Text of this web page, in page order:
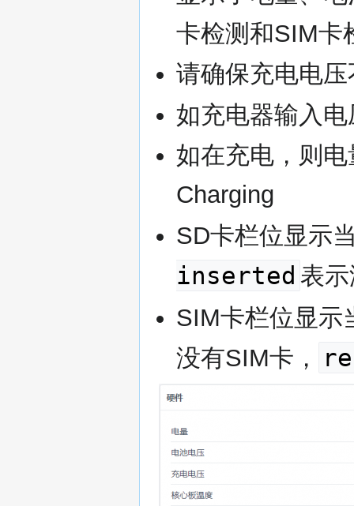
卡检测和SIM卡
请确保充电电
如充电器输入
如在充电，则
Charging
SD卡栏位显示
inserted 表
SIM卡栏位显示
没有SIM卡，